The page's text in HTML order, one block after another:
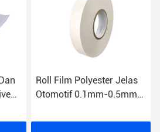
Pita Penyegel Jahitan Pita
Perekat Meleleh Panas
Laminasi PU